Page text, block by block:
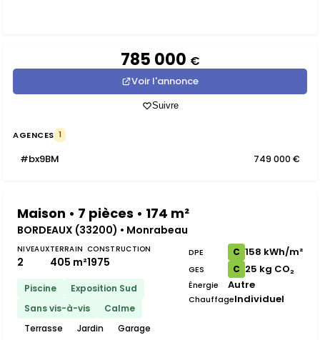
785 000 €
Voir l'annonce
Suivre
AGENCES 1
#bx9BM 749 000 €
Maison • 7 pièces • 174 m²
BORDEAUX (33200) • Monrabeau
NIVEAUX
2
TERRAIN
405 m²
CONSTRUCTION
1975
Piscine
Exposition Sud
Sans vis-à-vis
Calme
Terrasse
Jardin
Garage
DPE C 158 kWh/m²
GES C 25 kg CO₂
Énergie Autre
ChauffageIndividuel